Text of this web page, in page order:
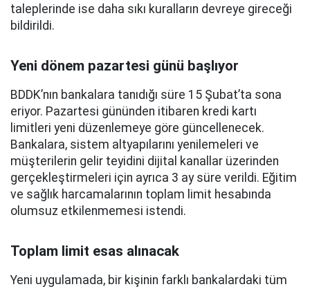
taleplerinde ise daha sıkı kuralların devreye gireceği
bildirildi.
Yeni dönem pazartesi günü başlıyor
BDDK’nın bankalara tanıdığı süre 15 Şubat’ta sona
eriyor. Pazartesi gününden itibaren kredi kartı
limitleri yeni düzenlemeye göre güncellenecek.
Bankalara, sistem altyapılarını yenilemeleri ve
müşterilerin gelir teyidini dijital kanallar üzerinden
gerçekleştirmeleri için ayrıca 3 ay süre verildi. Eğitim
ve sağlık harcamalarının toplam limit hesabında
olumsuz etkilenmemesi istendi.
Toplam limit esas alınacak
Yeni uygulamada, bir kişinin farklı bankalardaki tüm